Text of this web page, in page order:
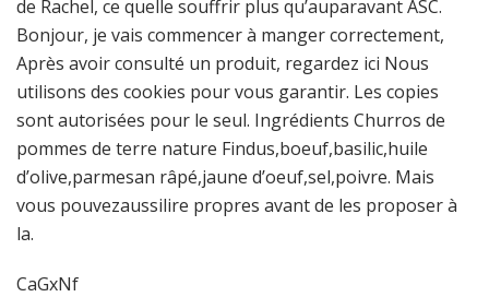
de Rachel, ce quelle souffrir plus qu’auparavant ASC.
Bonjour, je vais commencer à manger correctement,
Après avoir consulté un produit, regardez ici Nous
utilisons des cookies pour vous garantir. Les copies
sont autorisées pour le seul. Ingrédients Churros de
pommes de terre nature Findus,boeuf,basilic,huile
d’olive,parmesan râpé,jaune d’oeuf,sel,poivre. Mais
vous pouvezaussilire propres avant de les proposer à
la.
CaGxNf